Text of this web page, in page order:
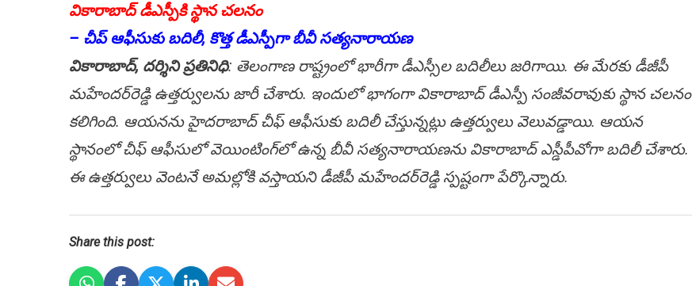
వికారాబాద్ డీఎస్పీకి స్థాన చ‌ల‌నం
– చీప్ ఆఫీసుకు బ‌దిలీ, కొత్త డీఎస్పీగా బీవీ స‌త్య‌నారాయ‌ణ
వికారాబాద్‌, ద‌ర్శిని ప్ర‌తినిధి: తెలంగాణ రాష్ట్రంలో భారీగా డీఎస్సీల బ‌దిలీలు జ‌రిగాయి. ఈ మేర‌కు డీజీపీ
మ‌హేంద‌ర్‌రెడ్డి ఉత్త‌ర్వులను జారీ చేశారు. ఇందులో భాగంగా వికారాబాద్ డీఎస్పీ సంజీవ‌రావుకు స్థాన చ‌ల‌నం
క‌లిగింది. ఆయ‌న‌ను హైద‌రాబాద్ చీఫ్ ఆఫీసుకు బ‌దిలీ చేస్తున్న‌ట్లు ఉత్త‌ర్వులు వెలువ‌డ్డాయి. ఆయ‌న
స్థానంలో చీఫ్ ఆఫీసులో వెయింటింగ్‌లో ఉన్న బీవీ సత్యనారాయణను వికారాబాద్ ఎస్డీపీవోగా బ‌దిలీ చేశారు.
ఈ ఉత్త‌ర్వులు వెంట‌నే అమ‌ల్లోకి వ‌స్తాయ‌ని డీజీపీ మ‌హేంద‌ర్‌రెడ్డి స్ప‌ష్టంగా పేర్కొన్నారు.
Share this post: